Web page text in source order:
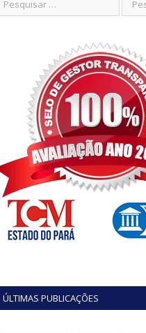
ÚLTIMAS PUBLICAÇÕES